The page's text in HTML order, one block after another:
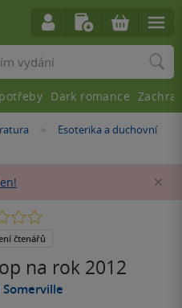
»
Esoterika a duchovní
na rok 2012
čtenářů
Dark romance